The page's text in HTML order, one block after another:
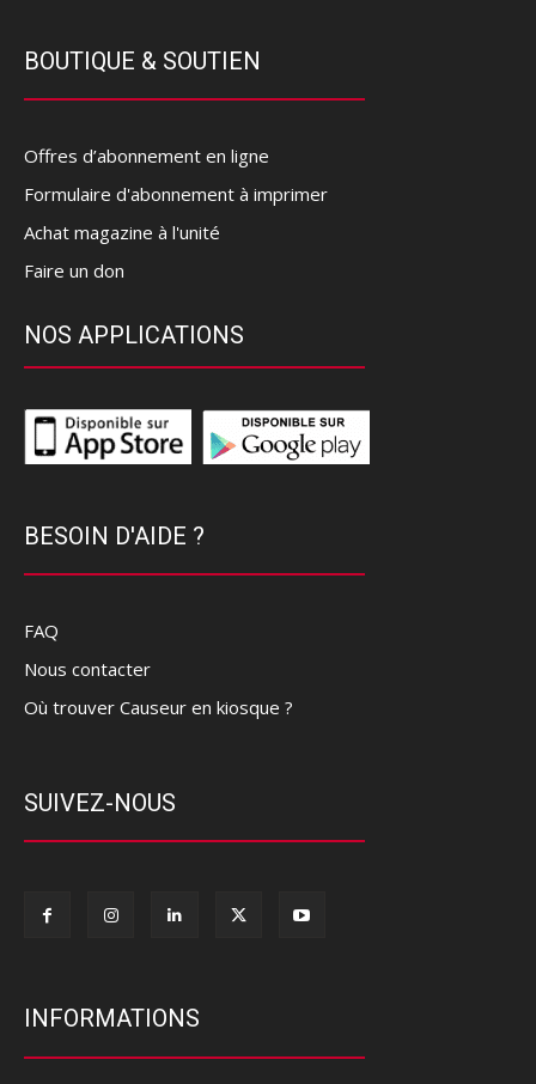
BOUTIQUE & SOUTIEN
Offres d’abonnement en ligne
Formulaire d'abonnement à imprimer
Achat magazine à l'unité
Faire un don
NOS APPLICATIONS
BESOIN D'AIDE ?
FAQ
Nous contacter
Où trouver Causeur en kiosque ?
SUIVEZ-NOUS
INFORMATIONS